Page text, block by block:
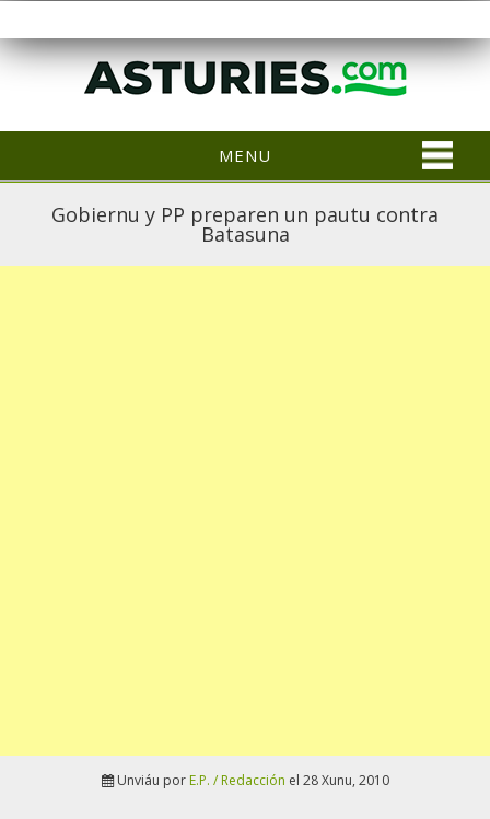
MENU
Gobiernu y PP preparen un pautu contra
Batasuna
Unviáu por E.P. / Redacción el 28 Xunu, 2010